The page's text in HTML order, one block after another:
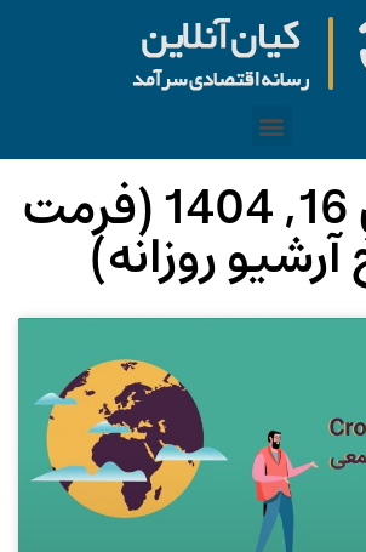
فروردین 16, 1404 (فرمت
آرشیو روزانه)